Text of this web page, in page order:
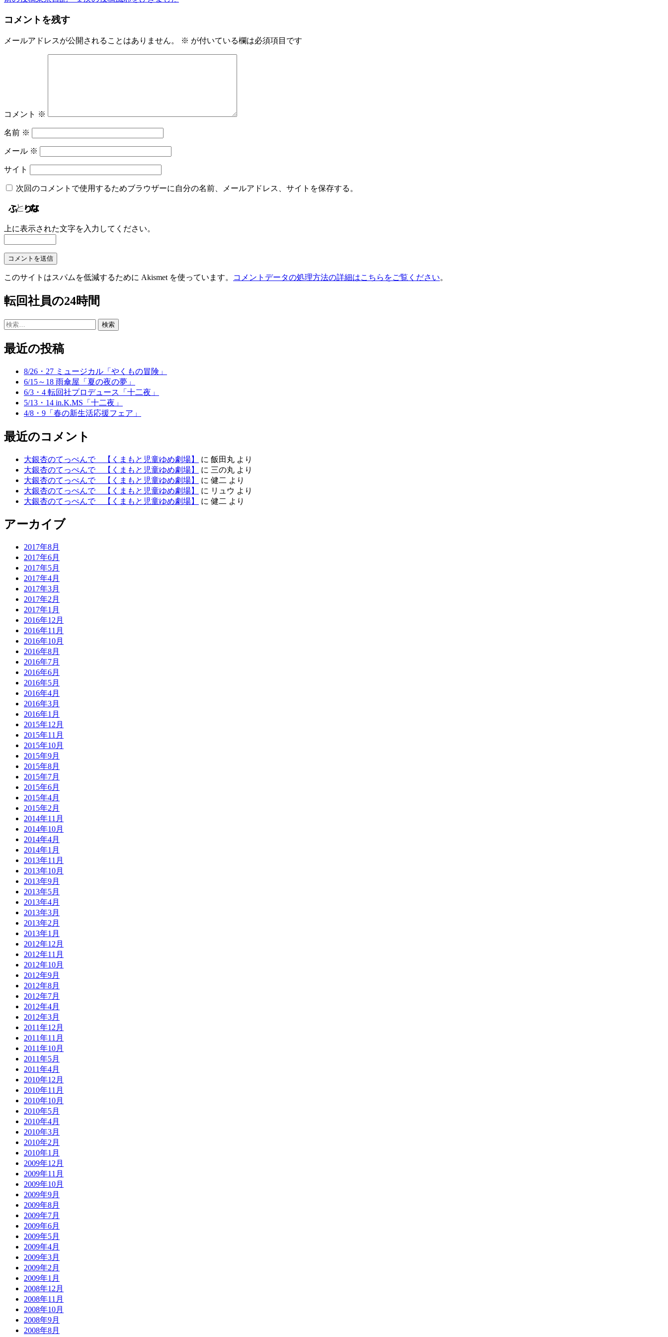
稿
ョ
ン
コメントを残す
メールアドレスが公開されることはありません。 ※ が付いている欄は必須項目です
コメント ※
名前 ※
メール ※
サイト
次回のコメントで使用するためブラウザーに自分の名前、メールアドレス、サイトを保存する。
上に表示された文字を入力してください。
このサイトはスパムを低減するために Akismet を使っています。 コメントデータの処理方法の詳細はこちらをご覧ください。
転回社員の24時間
検
最近の投稿
8/26・27 ミュージカル「やくもの冒険」
6/15～18 雨傘屋「夏の夜の夢」
6/3・4 転回社プロデュース「十二夜」
5/13・14 in.K.MS「十二夜」
4/8・9「春の新生活応援フェア」
最近のコメント
大銀杏のてっぺんで 【くまもと児童ゆめ劇場】 に 飯田丸 より
大銀杏のてっぺんで 【くまもと児童ゆめ劇場】
に 三の丸 より
大銀杏のてっぺんで 【くまもと児童ゆめ劇場】
に 健二 より
大銀杏のてっぺんで 【くまもと児童ゆめ劇場】
に リュウ より
大銀杏のてっぺんで 【くまもと児童ゆめ劇場】
に 健二 より
アーカイブ
2017年8月
2017年6月
2017年5月
2017年4月
2017年3月
2017年2月
2017年1月
2016年12月
2016年11月
2016年10月
2016年8月
2016年7月
2016年6月
2016年5月
2016年4月
2016年3月
2016年1月
2015年12月
2015年11月
2015年10月
2015年9月
2015年8月
2015年7月
2015年6月
2015年4月
2015年2月
2014年11月
2014年10月
2014年4月
2014年1月
2013年11月
2013年10月
2013年9月
2013年5月
2013年4月
2013年3月
2013年2月
2013年1月
2012年12月
2012年11月
2012年10月
2012年9月
2012年8月
2012年7月
2012年4月
2012年3月
2011年12月
2011年11月
2011年10月
2011年5月
2011年4月
2010年12月
2010年11月
2010年10月
2010年5月
2010年4月
2010年3月
2010年2月
2010年1月
2009年12月
2009年11月
2009年10月
2009年9月
2009年8月
2009年7月
2009年6月
2009年5月
2009年4月
2009年3月
2009年2月
2009年1月
2008年12月
2008年11月
2008年10月
2008年9月
2008年8月